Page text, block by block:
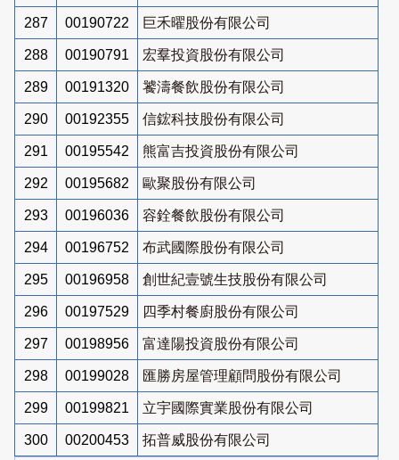
287 00190722 巨禾曜股份有限公司
288 00190791 宏羣投資股份有限公司
289 00191320 饕濤餐飲股份有限公司
290 00192355 信鋐科技股份有限公司
291 00195542 熊富吉投資股份有限公司
292 00195682 歐聚股份有限公司
293 00196036 容銓餐飲股份有限公司
294 00196752 布武國際股份有限公司
295 00196958 創世紀壹號生技股份有限公司
296 00197529 四季村餐廚股份有限公司
297 00198956 富達陽投資股份有限公司
298 00199028 匯勝房屋管理顧問股份有限公司
299 00199821 立宇國際實業股份有限公司
300 00200453
拓普威股份有限公司